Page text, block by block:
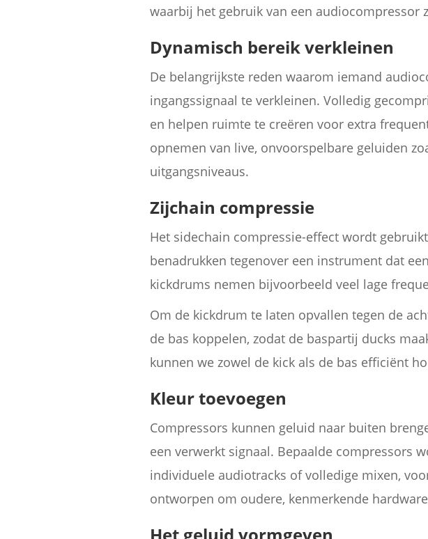
waarbij het gebruik van een audiocompressor
Dynamisch bereik verkleinen
De belangrijkste reden waarom iemand
ingangssignaal te verkleinen. Volledig
en helpen ruimte te creëren voor extra
opnemen van live, onvoorspelbare geluiden
uitgangsniveaus.
Zijchain compressie
Het sidechain compressie-effect wordt
benadrukken tegenover een instrument dat
kickdrums nemen bijvoorbeeld veel lage
Om de kickdrum te laten opvallen tegen de
de bas koppelen, zodat de baspartij ducks
kunnen we zowel de kick als de bas efficiënt
Kleur toevoegen
Compressors kunnen geluid naar buiten
een verwerkt signaal. Bepaalde compressors
individuele audiotracks of volledige mixen,
ontworpen om oudere, kenmerkende